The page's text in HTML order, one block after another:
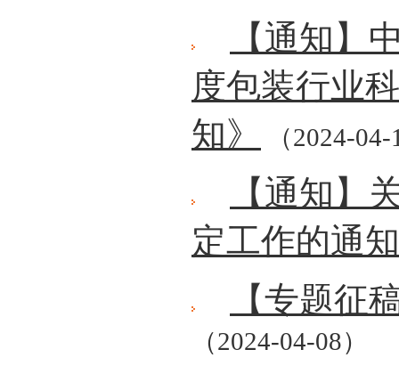
【通知】
度包装行业
知》
（2024-
【通知】
定工作的通知
【专题征
（2024-04-08）